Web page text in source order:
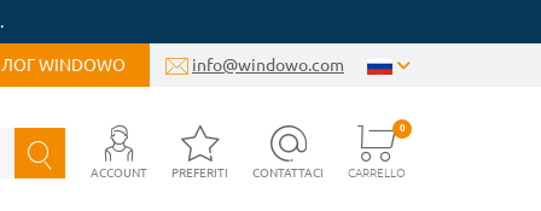
WINDOWO info@windowo.com
ACCOUNT PREFERITI CONTATTACI CARRELLO
0